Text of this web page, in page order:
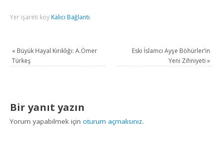
Yer işareti koy Kalıcı Bağlantı.
« Büyük Hayal Kırıklığı: A.Ömer
Türkeş
Eski İslamcı Ayşe Böhürler’in
Yeni Zihniyeti »
Bir yanıt yazın
Yorum yapabilmek içinoturum açmalısınız.